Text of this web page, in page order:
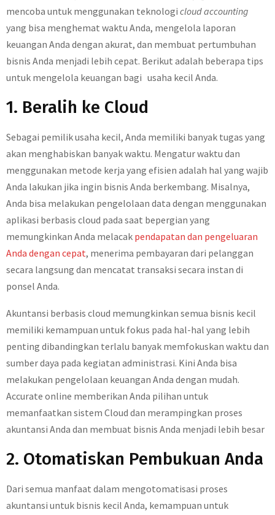
mencoba untuk menggunakan teknologi cloud accounting
yang bisa menghemat waktu Anda, mengelola laporan
keuangan Anda dengan akurat, dan membuat pertumbuhan
bisnis Anda menjadi lebih cepat. Berikut adalah beberapa tips
untuk mengelola keuangan bagi usaha kecil Anda.
1. Beralih ke Cloud
Sebagai pemilik usaha kecil, Anda memiliki banyak tugas yang
akan menghabiskan banyak waktu. Mengatur waktu dan
menggunakan metode kerja yang efisien adalah hal yang wajib
Anda lakukan jika ingin bisnis Anda berkembang. Misalnya,
Anda bisa melakukan pengelolaan data dengan menggunakan
aplikasi berbasis cloud pada saat bepergian yang
memungkinkan Anda melacak pendapatan dan pengeluaran
Anda dengan cepat, menerima pembayaran dari pelanggan
secara langsung dan mencatat transaksi secara instan di
ponsel Anda.
Akuntansi berbasis cloud memungkinkan semua bisnis kecil
memiliki kemampuan untuk fokus pada hal-hal yang lebih
penting dibandingkan terlalu banyak memfokuskan waktu dan
sumber daya pada kegiatan administrasi. Kini Anda bisa
melakukan pengelolaan keuangan Anda dengan mudah.
Accurate online memberikan Anda pilihan untuk
memanfaatkan sistem Cloud dan merampingkan proses
akuntansi Anda dan membuat bisnis Anda menjadi lebih besar
2. Otomatiskan Pembukuan Anda
Dari semua manfaat dalam mengotomatisasi proses
akuntansi untuk bisnis kecil Anda, kemampuan untuk